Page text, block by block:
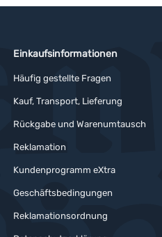
Einkaufsinformationen
Häufig gestellte Fragen
Kauf, Transport, Lieferung
Rückgabe und Warenumtausch
Reklamation
Kundenprogramm eXtra
Geschäftsbedingungen
Reklamationsordnung